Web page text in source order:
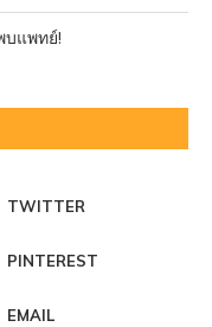
บแพทย์!
TWITTER
PINTEREST
EMAIL